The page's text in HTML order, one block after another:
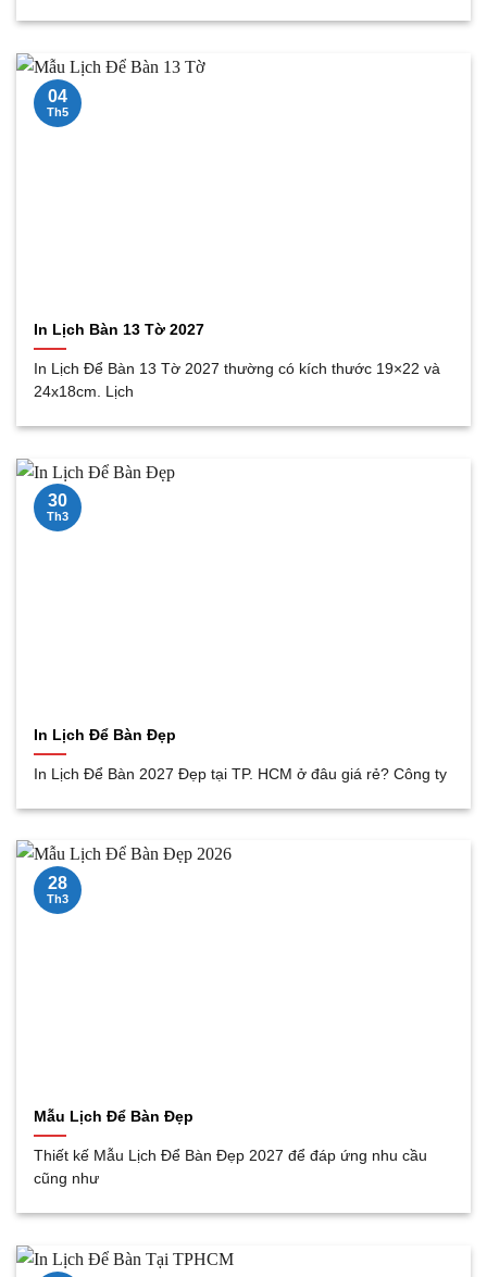
In Lịch Bàn 13 Tờ 2027
In Lịch Để Bàn 13 Tờ 2027 thường có kích thước 19×22 và
24x18cm. Lịch
04
Th5
In Lịch Để Bàn Đẹp
In Lịch Để Bàn 2027 Đẹp tại TP. HCM ở đâu giá rẻ? Công ty
30
Th3
Mẫu Lịch Để Bàn Đẹp
Thiết kế Mẫu Lịch Để Bàn Đẹp 2027 để đáp ứng nhu cầu
cũng như
28
Th3